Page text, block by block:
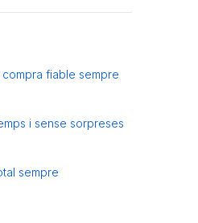
fiable sempre
i sense sorpreses
sempre